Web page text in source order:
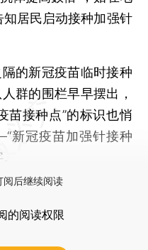
居民启动接种加强针
的新冠疫苗临时接种
群的围栏早早摆出，
苗接种点”的标识也悄
新冠疫苗加强针接种
阅后继续阅读
的阅读权限